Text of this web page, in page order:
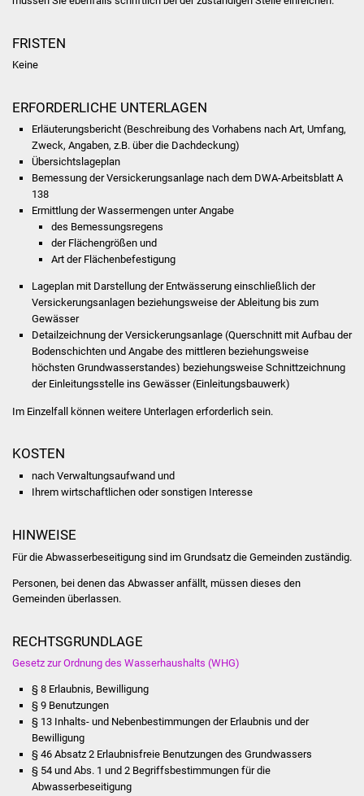
NETZMonitor
Pflege von Angehörigen
Index
ÖPNV
Abfall und Entsorgung
Kultur & Freizeit
Veranstaltungen
Stadtfest
Einrichtungen
Stadtbücherei
Vereine und Parteien
FRISTEN
Keine
ERFORDERLICHE UNTERLAGEN
Erläuterungsbericht (Beschreibung des Vorhabens nach Art, Umfang,
Zweck, Angaben, z.B. über die Dachdeckung)
Übersichtslageplan
Bemessung der Versickerungsanlage nach dem DWA-Arbeitsblatt A
138
Ermittlung der Wassermengen unter Angabe
des Bemessungsregens
der Flächengrößen und
Art der Flächenbefestigung
Lageplan mit Darstellung der Entwässerung einschließlich der
Versickerungsanlagen beziehungsweise der Ableitung bis zum
Gewässer
Detailzeichnung der Versickerungsanlage (Querschnitt mit Aufbau der
Bodenschichten und Angabe des mittleren beziehungsweise
höchsten Grundwasserstandes) beziehungsweise Schnittzeichnung
der Einleitungsstelle ins Gewässer (Einleitungsbauwerk)
Im Einzelfall können weitere Unterlagen erforderlich sein.
KOSTEN
nach Verwaltungsaufwand und
Ihrem wirtschaftlichen oder sonstigen Interesse
HINWEISE
Für die Abwasserbeseitigung sind im Grundsatz die Gemeinden zuständig.
Personen, bei denen das Abwasser anfällt, müssen dieses den
Gemeinden überlassen.
RECHTSGRUNDLAGE
Gesetz zur Ordnung des Wasserhaushalts (WHG)
§ 8 Erlaubnis, Bewilligung
§ 9 Benutzungen
§ 13 Inhalts- und Nebenbestimmungen der Erlaubnis und der
Bewilligung
§ 46 Absatz 2 Erlaubnisfreie Benutzungen des Grundwassers
§ 54 und Abs. 1 und 2 Begriffsbestimmungen für die
Abwasserbeseitigung